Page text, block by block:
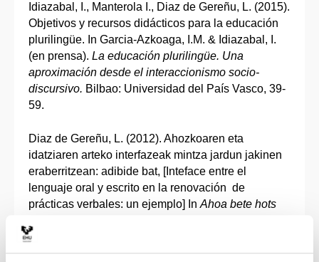
Idiazabal, I., Manterola I., Diaz de Gereñu, L. (2015).
Objetivos y recursos didácticos para la educación
plurilingüe. In Garcia-Azkoaga, I.M. & Idiazabal, I.
(en prensa). La educación plurilingüe. Una
aproximación desde el interaccionismo socio-
discursivo. Bilbao: Universidad del País Vasco, 39-
59.
Diaz de Gereñu, L. (2012). Ahozkoaren eta
idatziaren arteko interfazeak mintza jardun jakinen
eraberritzean: adibide bat, [Inteface entre el
lenguaje oral y escrito en la renovación de
prácticas verbales: un ejemplo] In Ahoa bete hots
Bertso Zerbitzuak, 77-108. ISBN: 9788493920791